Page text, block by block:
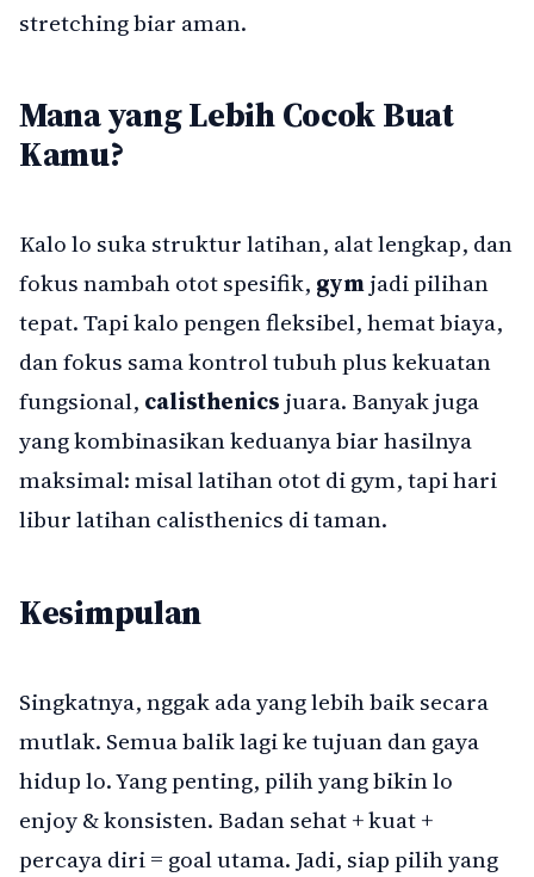
stretching biar aman.
Mana yang Lebih Cocok Buat
Kamu?
Kalo lo suka struktur latihan, alat lengkap, dan
fokus nambah otot spesifik, gymjadi pilihan
tepat. Tapi kalo pengen fleksibel, hemat biaya,
dan fokus sama kontrol tubuh plus kekuatan
fungsional, calisthenics juara. Banyak juga
yang kombinasikan keduanya biar hasilnya
maksimal: misal latihan otot di gym, tapi hari
libur latihan calisthenics di taman.
Kesimpulan
Singkatnya, nggak ada yang lebih baik secara
mutlak. Semua balik lagi ke tujuan dan gaya
hidup lo. Yang penting, pilih yang bikin lo
enjoy & konsisten. Badan sehat + kuat +
percaya diri = goal utama. Jadi, siap pilih yang